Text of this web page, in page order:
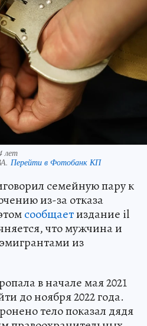
лет
Перейти в Фотобанк КП
семейную пару к
из-за отказа
сообщаетиздание il
что мужчина и
из
в начале мая 2021
до ноября 2022 года.
тело показал дядя